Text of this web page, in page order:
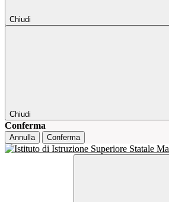
Chiudi
Chiudi
Conferma
Annulla Conferma